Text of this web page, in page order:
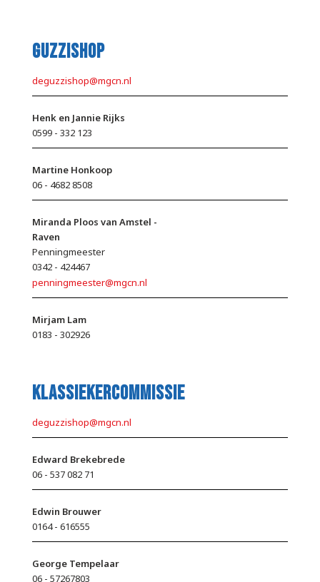
Guzzishop
deguzzishop@mgcn.nl
Henk en Jannie Rijks
0599 - 332 123
Martine Honkoop
06 - 4682 8508
Miranda Ploos van Amstel -
Raven
Penningmeester
0342 - 424467
penningmeester@mgcn.nl
Mirjam Lam
0183 - 302926
Klassiekercommissie
deguzzishop@mgcn.nl
Edward Brekebrede
06 - 537 082 71
Edwin Brouwer
0164 - 616555
George Tempelaar
06 - 57267803